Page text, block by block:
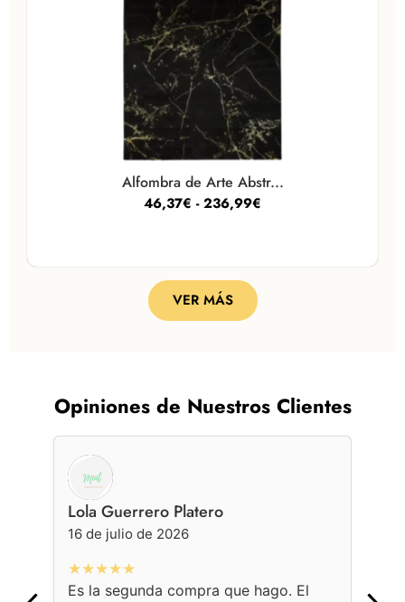
Alfombra de Arte Abstr...
46,37€ - 236,99€
VER MÁS
Opiniones de Nuestros Clientes
Lola Guerrero Platero
16 de julio de 2026
★★★★★
Es la segunda compra que hago. El